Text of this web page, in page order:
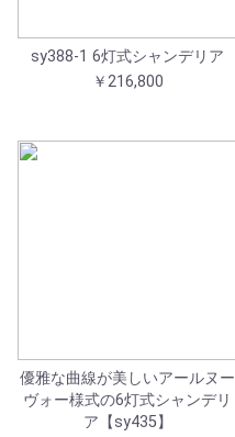
sy388-1 6灯式シャンデリア
￥216,800
優雅な曲線が美しいアールヌー
ヴォー様式の6灯式シャンデリ
ア【sy435】